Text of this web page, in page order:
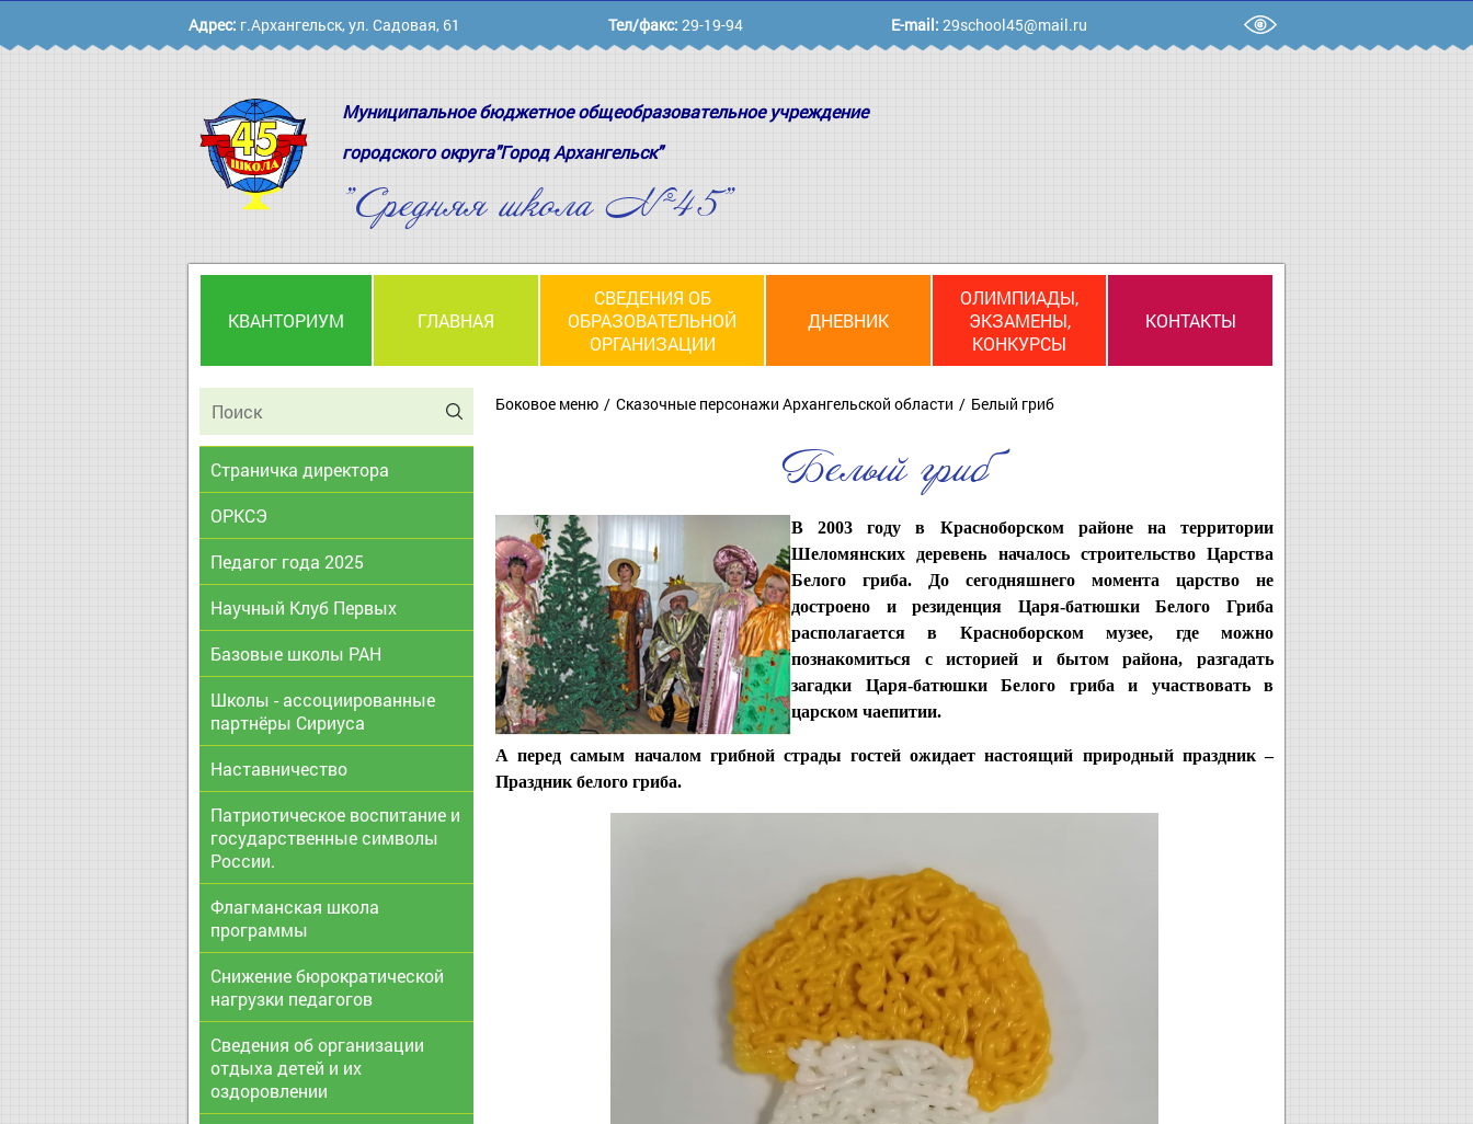
Адрес: г.Архангельск, ул. Садовая, 61 Тел/факс: 29-19-94 E-mail: 29school45@mail.ru
Муниципальное бюджетное общеобразовательное учреждение
городского округа"Город Архангельск"
"Средняя школа №45"
КВАНТОРИУМ ГЛАВНАЯ
СВЕДЕНИЯ ОБ
ОБРАЗОВАТЕЛЬНОЙ
ОРГАНИЗАЦИИ
ДНЕВНИК
ОЛИМПИАДЫ,
ЭКЗАМЕНЫ,
КОНКУРСЫ
КОНТАКТЫ
Страничка директора
ОРКСЭ
Педагог года 2025
Научный Клуб Первых
Базовые школы РАН
Школы - ассоциированные
партнёры Сириуса
Наставничество
Патриотическое воспитание и
государственные символы
России.
Флагманская школа
программы
Снижение бюрократической
нагрузки педагогов
Сведения об организации
отдыха детей и их
оздоровлении
Боковое меню Сказочные персонажи Архангельской области Белый гриб
Белый гриб
В 2003 году в Красноборском районе на территории
Шеломянских деревень началось строительство Царства
Белого гриба. До сегодняшнего момента царство не
достроено и резиденция Царя-батюшки Белого Гриба
располагается в Красноборском музее, где можно
познакомиться с историей и бытом района, разгадать
загадки Царя-батюшки Белого гриба и участвовать в
царском чаепитии.
А перед самым началом грибной страды гостей ожидает настоящий природный праздник –
Праздник белого гриба.